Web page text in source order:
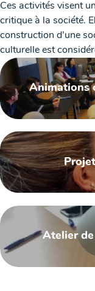
Ces activités visent
critique à la société.
construction d’une
culturelle est
Animations
Atelier